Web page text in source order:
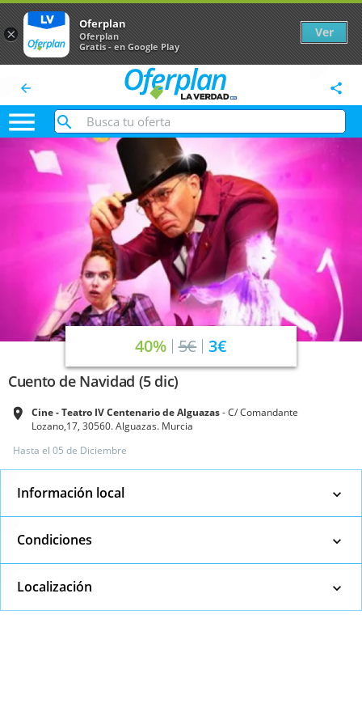
arrow_back share

40% 5€ 3€
Cuento de Navidad (5 dic)
Cine - Teatro IV Centenario de Alguazas C/ Comandante
Lozano,17, 30560. Alguazas. Murcia
Hasta el 05 de Diciembre
Información local
Condiciones
Localización
×
Oferplan
Oferplan
Gratis - en Google Play
Ver